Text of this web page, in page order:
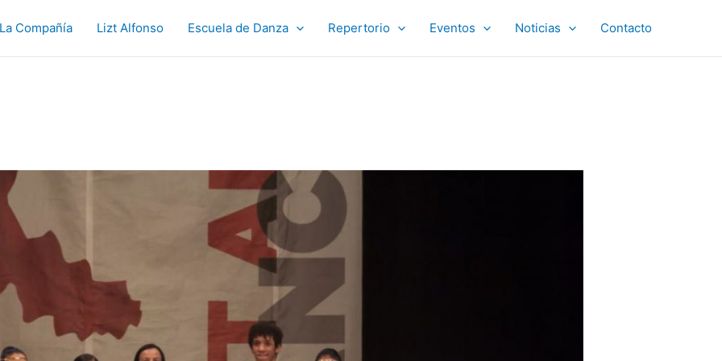
La Compañía Lizt Alfonso Escuela de Danza Repertorio Eventos Noticias Contacto